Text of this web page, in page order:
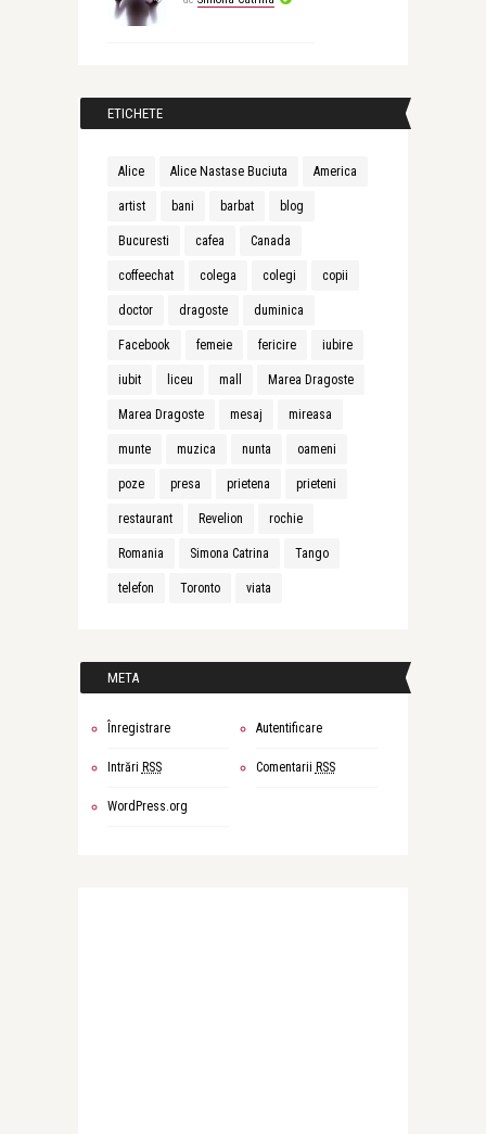
ETICHETE
Alice Alice Nastase Buciuta America
artist bani barbat blog
Bucuresti cafea Canada
coffeechat colega colegi copii
doctor dragoste duminica
Facebook femeie fericire iubire
iubit liceu mall Marea Dragoste
Marea Dragoste mesaj mireasa
munte muzica nunta oameni
poze presa prietena prieteni
restaurant Revelion rochie
Romania Simona Catrina Tango
telefon Toronto viata
META
Înregistrare Autentificare
Intrări RSS Comentarii RSS
WordPress.org